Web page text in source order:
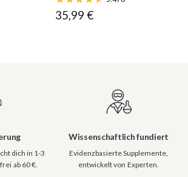
35,99 €
dich in 1-3
ab 60 €.
Wissenschaftlich fundiert
Evidenzbasierte Supplemente,
entwickelt von Experten.